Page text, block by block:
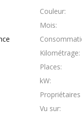
Couleur
Mois
Kilométrage
Places
kW
Vu sur